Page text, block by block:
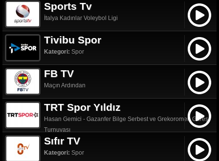
Sports Tv
İtalya Kadınlar Voleybol Ligi
Tivibu Spor
Kategori: Spor
FB TV
Maçın Ardından
TRT Spor Yıldız
Hasan Gemici - Gazanfer Bilge Serbest ve Grekoromen Güreş
Turnuvası
Sıfır TV
Kategori: Spor